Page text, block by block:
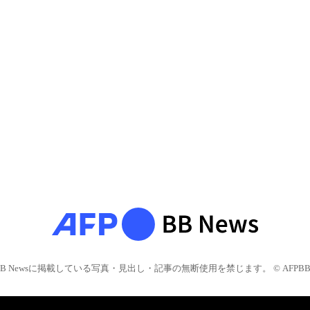
Newsに掲載している写真・見出し・記事の無断使用を禁じます。 © AFPBB